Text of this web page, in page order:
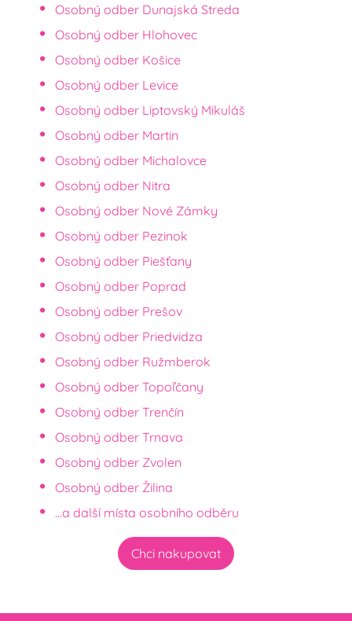
Osobný odber Dunajská Streda
Osobný odber Hlohovec
Osobný odber Košice
Osobný odber Levice
Osobný odber Liptovský Mikuláš
Osobný odber Martin
Osobný odber Michalovce
Osobný odber Nitra
Osobný odber Nové Zámky
Osobný odber Pezinok
Osobný odber Piešťany
Osobný odber Poprad
Osobný odber Prešov
Osobný odber Priedvidza
Osobný odber Ružmberok
Osobný odber Topoľčany
Osobný odber Trenčín
Osobný odber Trnava
Osobný odber Zvolen
Osobný odber Žilina
...a další místa osobního odběru
Chci nakupovat